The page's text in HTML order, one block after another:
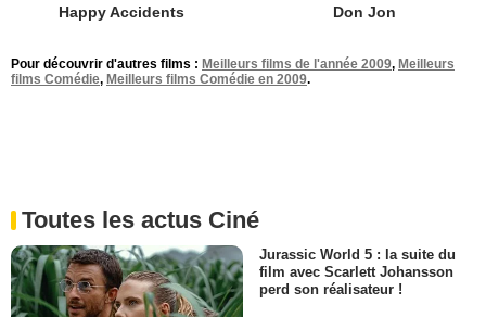
Happy Accidents Don Jon
Pour découvrir d'autres films : Meilleurs films de l'année 2009, Meilleurs
films Comédie, Meilleurs films Comédie en 2009.
Toutes les actus Ciné
Jurassic World 5 : la suite du
film avec Scarlett Johansson
perd son réalisateur !